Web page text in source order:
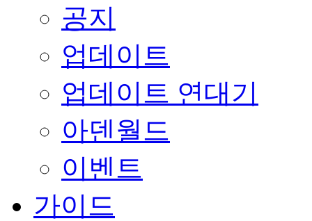
공지
업데이트
업데이트 연대기
아덴월드
이벤트
가이드